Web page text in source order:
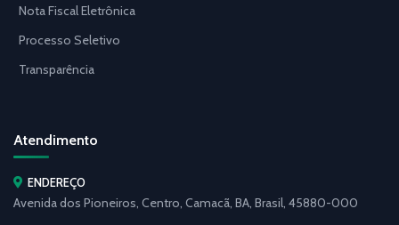
Nota Fiscal Eletrônica
Processo Seletivo
Transparência
Atendimento
ENDEREÇO
Avenida dos Pioneiros, Centro, Camacã, BA, Brasil, 45880-000